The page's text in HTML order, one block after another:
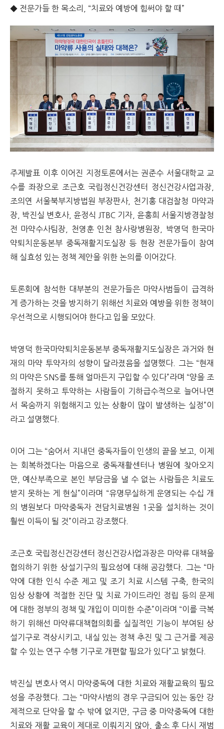
◆ 전문가들 한 목소리, “치료와 예방에 힘써야 할 때”
주제발표 이후 이어진 지정토론에서는 권준수 서울대학교 교
수를 좌장으로 조근호 국립정신건강센터 정신건강사업과장,
조의연 서울북부지방법원 부장판사, 천기홍 대검찰청 마약과
장, 박진실 변호사, 윤정식 JTBC 기자, 윤홍희 서울지방경찰청
전 마약수사팀장, 천영훈 인천 참사랑병원장, 박영덕 한국마
약퇴치운동본부 중독재활지도실장 등 현장 전문가들이 참여
해 실효성 있는 정책 제안을 위한 논의를 이어갔다.
토론회에 참석한 대부분의 전문가들은 마약사범들이 급격하
게 증가하는 것을 방지하기 위해선 치료와 예방을 위한 정책이
우선적으로 시행되어야 한다고 입을 모았다.
박영덕 한국마약퇴치운동본부 중독재활지도실장은 과거와 현
재의 마약 투약자의 성향이 달라졌음을 설명했다. 그는 “현재
의 마약은 SNS를 통해 얼마든지 구입할 수 있다”라며 “양을 조
절하지 못하고 투약하는 사람들이 기하급수적으로 늘어나면
서 목숨까지 위험해지고 있는 상황이 많이 발생하는 실정”이
라고 설명했다.
이어 그는 “숨어서 지내던 중독자들이 인생의 끝을 보고, 이제
는 회복하겠다는 마음으로 중독재활센터나 병원에 찾아오지
만, 예산부족으로 본인 부담금을 낼 수 없는 사람들은 치료도
받지 못하는 게 현실”이라며 “유명무실하게 운영되는 수십 개
의 병원보다 마약중독자 전담치료병원 1곳을 설치하는 것이
훨씬 이득이 될 것”이라고 강조했다.
조근호 국립정신건강센터 정신건강사업과장은 마약류 대책을
협의하기 위한 상설기구의 필요성에 대해 공감했다. 그는 “마
약에 대한 인식 수준 제고 및 조기 치료 시스템 구축, 한국의
임상 상황에 적절한 진단 및 치료 가이드라인 정립 등의 문제
에 대한 정부의 정책 및 개입이 미미한 수준”이라며 “이를 극복
하기 위해선 마약류대책협의회를 실질적인 기능이 부여된 상
설기구로 격상시키고, 내실 있는 정책 추진 및 그 근거를 제공
할 수 있는 연구 수행 기구로 개편할 필요가 있다”고 밝혔다.
박진실 변호사 역시 마약중독에 대한 치료와 재활교육의 필요
성을 주장했다. 그는 “마약사범의 경우 구금되어 있는 동안 강
제적으로 단약을 할 수 밖에 없지만, 구금 중 마약중독에 대한
치료와 재활 교육이 제대로 이뤄지지 않아, 출소 후 다시 재범